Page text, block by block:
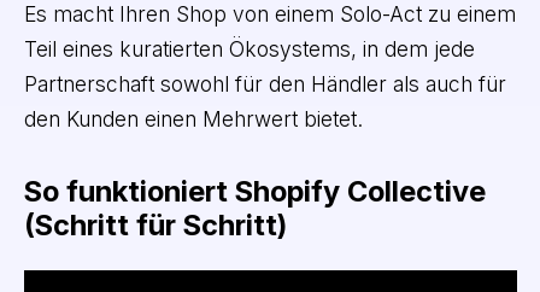
Es macht Ihren Shop von einem Solo-Act zu einem
Teil eines kuratierten Ökosystems, in dem jede
Partnerschaft sowohl für den Händler als auch für
den Kunden einen Mehrwert bietet.
So funktioniert Shopify Collective
(Schritt für Schritt)